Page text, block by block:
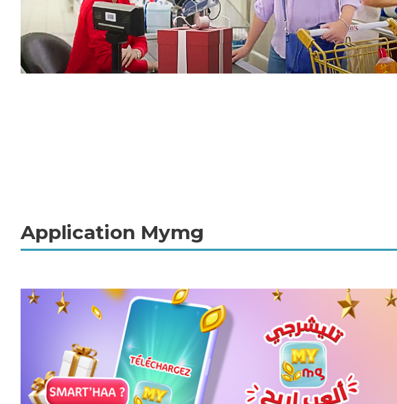
Application Mymg